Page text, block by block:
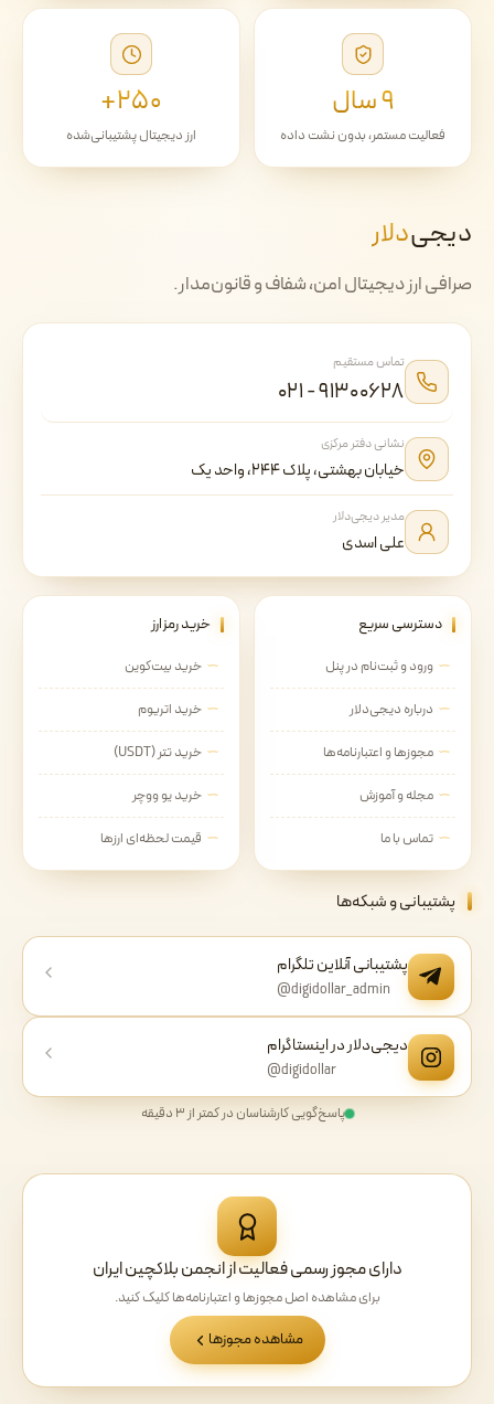
۹ سال
فعالیت مستمر، بدون نشت داده
۲۵۰+
ارز دیجیتال پشتیبانی‌شده
دیجی‌دلار
صرافی ارز دیجیتال امن، شفاف و قانون‌مدار.
تماس مستقیم
۰۲۱ - ۹۱۳۰۰۶۲۸
نشانی دفتر مرکزی
خیابان بهشتی، پلاک ۲۴۴، واحد یک
مدیر دیجی‌دلار
علی اسدی
دسترسی سریع
ورود و ثبت‌نام در پنل
درباره دیجی‌دلار
مجوزها و اعتبارنامه‌ها
مجله و آموزش
تماس با ما
خرید رمزارز
خرید بیت‌کوین
خرید اتریوم
خرید تتر (USDT)
خرید یو ووچر
قیمت لحظه‌ای ارزها
پشتیبانی و شبکه‌ها
پشتیبانی آنلاین تلگرام
@digidollar_admin
دیجی‌دلار در اینستاگرام
@digidollar
پاسخ‌گویی کارشناسان در کمتر از ۳ دقیقه
دارای مجوز رسمی فعالیت از انجمن بلاکچین ایران
برای مشاهده اصل مجوزها و اعتبارنامه‌ها کلیک کنید.
مشاهده مجوزها